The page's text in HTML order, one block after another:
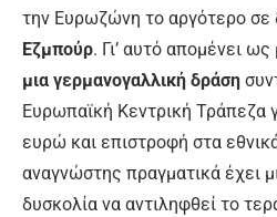
την Ευρωζώνη το αργότερο σε
Εζμπούρ. Γι’ αυτό απομένει ως
μια γερμανογαλλική δράση
Ευρωπαϊκή Κεντρική Τράπεζα
ευρώ και επιστροφή στα
αναγνώστης πραγματικά έχει
δυσκολία να αντιληφθεί το